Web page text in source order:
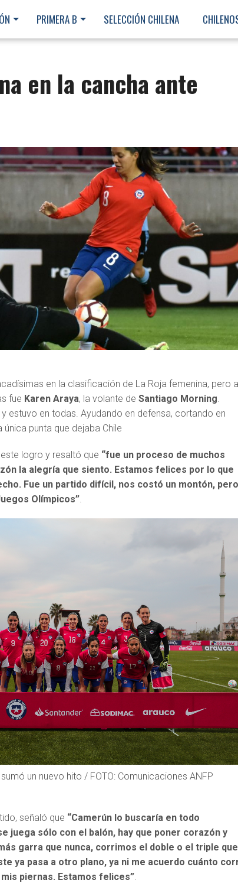
PRIMERA B SELECCIÓN CHILENA
en la cancha ante
en la clasificación de La Roja femenina, pero a
fue Karen Araya, la volante deSantiago Morning.
estuvo en todas. Ayudando en defensa, cortando en
punta que dejaba Chile
logro y resaltó que “fue un proceso de muchos
la alegría que siento. Estamos felices por lo que
Fue un partido difícil, nos costó un montón, pero
Olímpicos”.
un nuevo hito / FOTO: Comunicaciones ANFP
señaló que “Camerún lo buscaría en todo
juega sólo con el balón, hay que poner corazón y
garra que nunca, corrimos el doble o el triple que
ya pasa a otro plano, ya ni me acuerdo cuánto
piernas. Estamos felices”